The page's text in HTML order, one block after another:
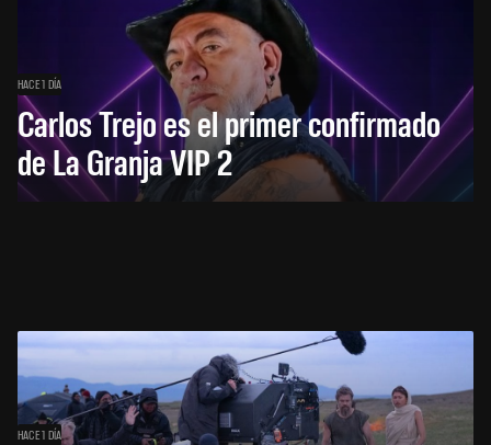
HACE 1 DÍA
Carlos Trejo es el primer confirmado
de La Granja VIP 2
HACE 1 DÍA